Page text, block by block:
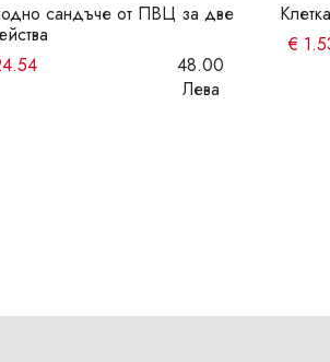
сандъче от ПВЦ за две
48.00
Лева
€